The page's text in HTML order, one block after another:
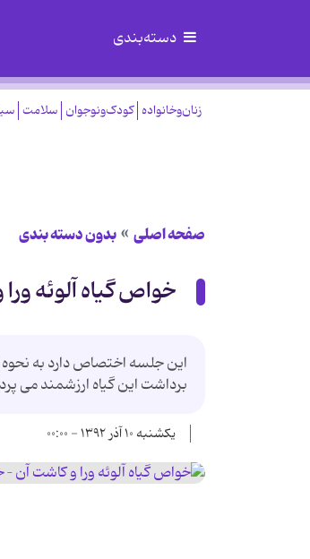
دسته‌بندی
زنان‌وخانواده کودک‌ونوجوان سلامت
صفحه اصلی بدون دسته بندی
خواص گیاه آلوئه
این جلسه اختصاص دارد به نحوه
برداشت این گیاه ارزشمند می
یکشنبه ۱۰ آذر ۱۳۹۲ - ۰۰:۰۰